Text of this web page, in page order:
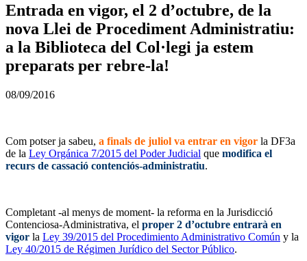
Entrada en vigor, el 2 d’octubre, de la
nova Llei de Procediment Administratiu:
a la Biblioteca del Col·legi ja estem
preparats per rebre-la!
08/09/2016
Com potser ja sabeu, a finals de juliol va entrar en vigor la DF3a
de la Ley Orgánica 7/2015 del Poder Judicial que modifica el
recurs de cassació contenciós-administratiu.
Completant -al menys de moment- la reforma en la Jurisdicció
Contenciosa-Administrativa, el proper 2 d’octubre entrarà en
vigor la Ley 39/2015 del Procedimiento Administrativo Común y la
Ley 40/2015 de Régimen Jurídico del Sector Público.